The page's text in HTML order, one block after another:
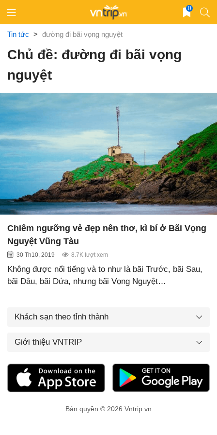
content
0
Tin tức > đường đi bãi vọng nguyệt
Chủ đề: đường đi bãi vọng
nguyệt
Chiêm ngưỡng vẻ đẹp nên thơ, kì bí ở Bãi Vọng
Nguyệt Vũng Tàu
30 Th10, 2019 8.7K lượt xem
Không được nổi tiếng và to như là bãi Trước, bãi Sau,
bãi Dâu, bãi Dứa, nhưng bãi Vọng Nguyệt…
Khách sạn theo tỉnh thành
Giới thiệu VNTRIP
Bản quyền © 2026 Vntrip.vn